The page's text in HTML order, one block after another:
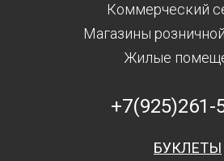
Коммерческий
Магазины
Жилые
+7(925)261-
БУКЛЕТЫ